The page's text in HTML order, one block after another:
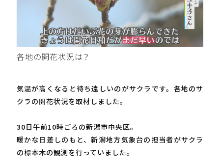
各地の開花状況は？
気温が高くなると待ち遠しいのがサクラです。各地のサ
クラの開花状況を取材しました。
30日午前10時ごろの新潟市中央区。
暖かな日差しのもと、新潟地方気象台の担当者がサクラ
の標本木の観測を行っていました。